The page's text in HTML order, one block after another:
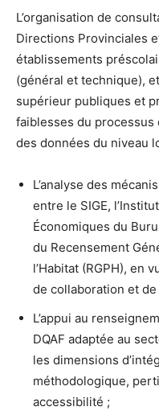
L’organisation de
Directions Provinciales
établissements
(général et technique),
supérieur publiques et
faiblesses du
des données du niveau
L’analyse des
entre le SIGE,
Économiques du
du Recensement
l’Habitat (RGPH), en
de collaboration et
L’appui au
DQAF adaptée au
les dimensions
méthodologique,
accessibilité ;